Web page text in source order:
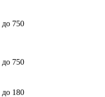
до 750
до 750
до 180